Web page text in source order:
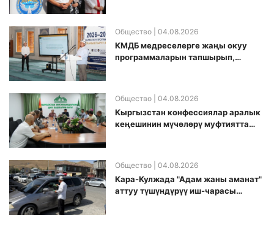
Общество | 04.08.2026
КМДБ медреселерге жаңы окуу
программаларын тапшырып,
Общество | 04.08.2026
Кыргызстан конфессиялар аралык
кеӊешинин мүчөлөрү муфтиятта
Общество | 04.08.2026
Кара-Кулжада "Адам жаны аманат"
аттуу түшүндүрүү иш-чарасы